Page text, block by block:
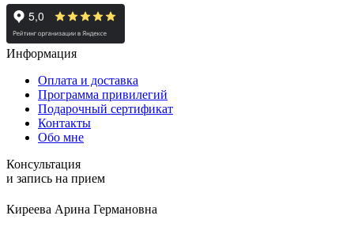
Информация
Оплата и доставка
Программа привилегий
Подарочный сертификат
Контакты
Обо мне
Консультация
и запись на прием
Киреева Арина Германовна